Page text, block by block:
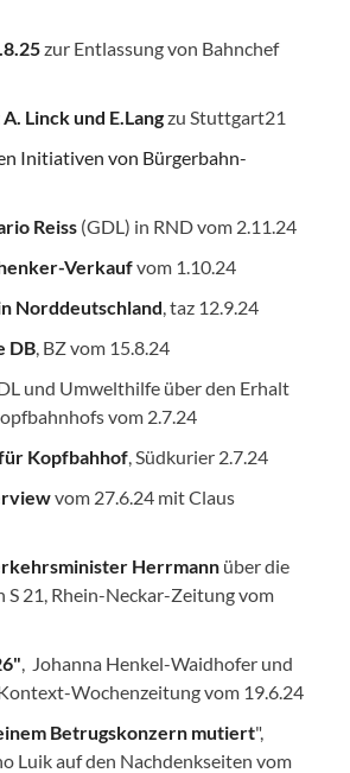
zur Entlassung von Bahnchef
Linck und E.Langzu Stuttgart21
Initiativen von Bürgerbahn-
Reiss (GDL) in RND vom 2.11.24
Verkaufvom 1.10.24
Norddeutschland , taz 12.9.24
DB , BZ vom 15.8.24
und Umwelthilfe über den Erhalt
vom 2.7.24
Kopfbahhof , Südkurier 2.7.24
vom 27.6.24 mit Claus
Herrmann über die
S 21, Rhein-Neckar-Zeitung vom
, Johanna Henkel-Waidhofer und
Wochenzeitung vom 19.6.24
Betrugskonzern mutiert",
Luik auf den Nachdenkseiten vom